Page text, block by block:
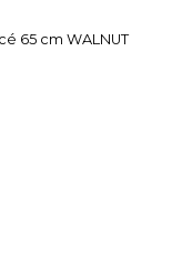
65 cm WALNUT